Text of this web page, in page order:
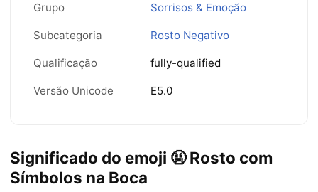
Grupo Sorrisos & Emoção
Subcategoria Rosto Negativo
Qualificação fully-qualified
Versão Unicode E5.0
Significado do emoji 🤬 Rosto com
Símbolos na Boca